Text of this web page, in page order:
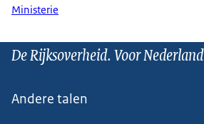
Ministerie
De Rijksoverheid. Voor Nederland
Andere talen